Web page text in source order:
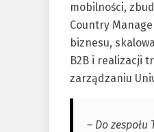
mobilności,
Country
biznesu,
B2B i realizacji
zarządzaniu
– Do